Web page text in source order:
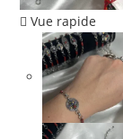
Vue rapide